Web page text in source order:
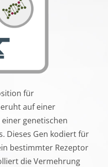
für
auf einer
genetischen
Dieses Gen kodiert für
bestimmter Rezeptor
die Vermehrung